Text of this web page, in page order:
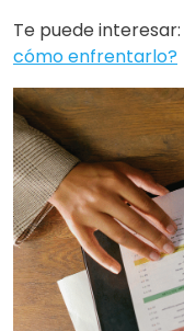
Te puede interesar:
cómo enfrentarlo?